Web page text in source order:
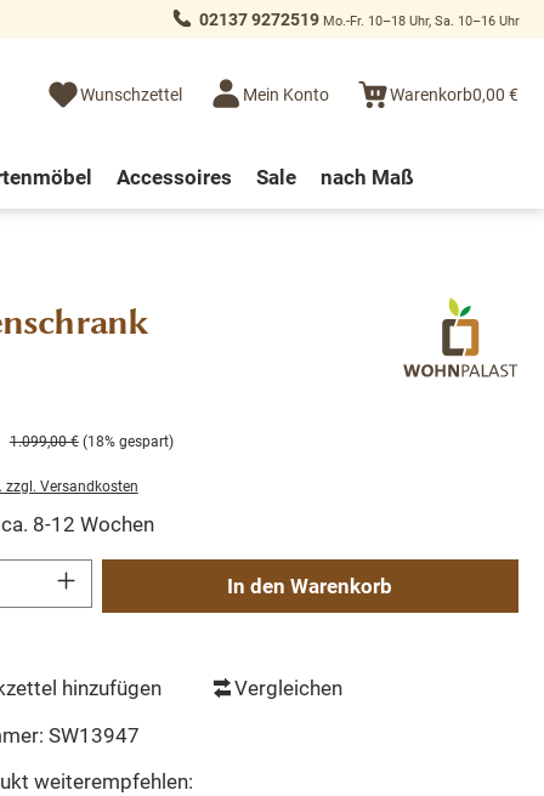
02137 9272519 Mo.-Fr. 10–18 Uhr, Sa. 10–16 Uhr
Wunschzettel Mein Konto Warenkorb0,00 €
Accessoires Sale nach Maß
1.099,00 € (18% gespart)
zzgl. Versandkosten
8-12 Wochen
den gewünschten Wert ein oder benutze die Schaltflächen um die Anzahl zu
In den Warenkorb
hinzufügen
Vergleichen
SW13947
weiterempfehlen: